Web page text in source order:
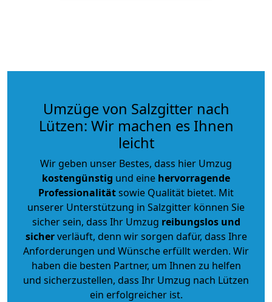
Umzüge von Salzgitter nach
Lützen: Wir machen es Ihnen
leicht
Wir geben unser Bestes, dass hier Umzug
kostengünstig und eine hervorragende
Professionalitätsowie Qualität bietet. Mit
unserer Unterstützung in Salzgitter können Sie
sicher sein, dass Ihr Umzug reibungslos und
sicherverläuft, denn wir sorgen dafür, dass Ihre
Anforderungen und Wünsche erfüllt werden. Wir
haben die besten Partner, um Ihnen zu helfen
und sicherzustellen, dass Ihr Umzug nach Lützen
ein erfolgreicher ist.